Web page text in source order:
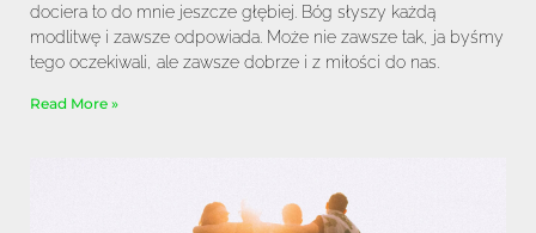
dociera to do mnie jeszcze głębiej. Bóg słyszy każdą
modlitwę i zawsze odpowiada. Może nie zawsze tak, ja byśmy
tego oczekiwali, ale zawsze dobrze i z miłości do nas.
Read More »